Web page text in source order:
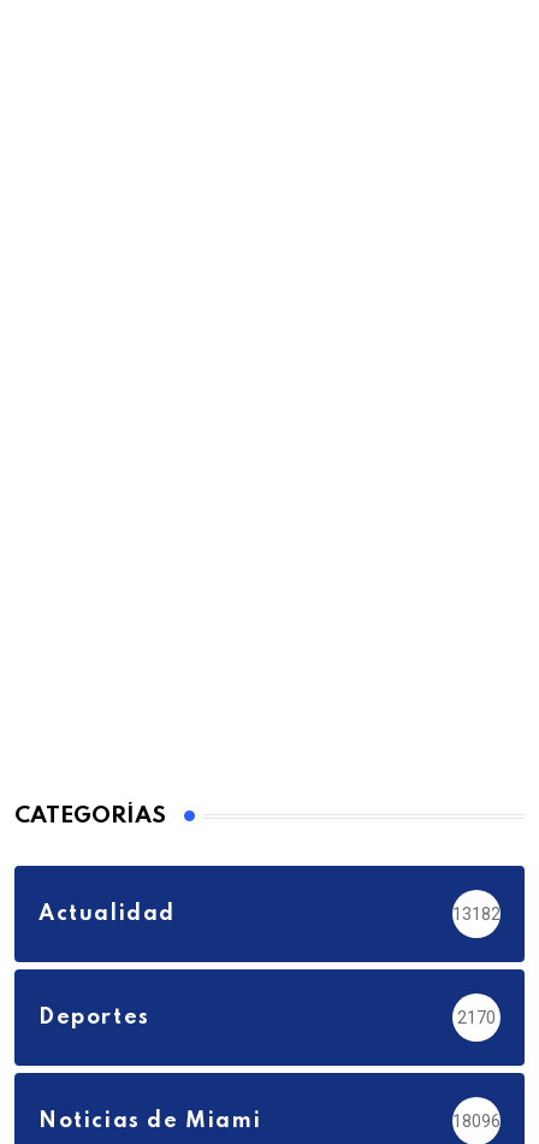
CATEGORÍAS
Actualidad 13182
Deportes 2170
Noticias de Miami 18096